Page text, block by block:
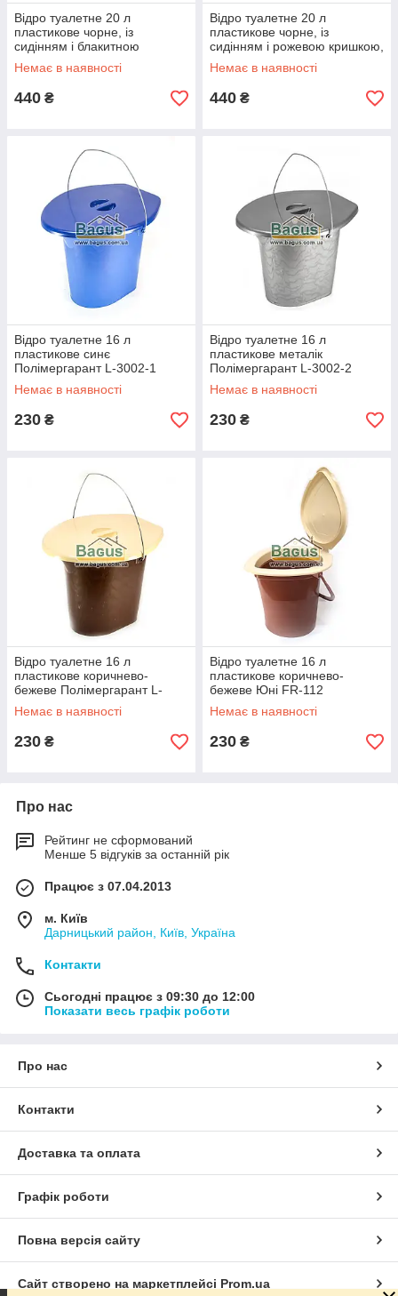
Відро туалетне 20 л
пластикове чорне, із
сидінням і блакитною
кришкою, металева ручка
Немає в наявності
440 ₴
Відро туалетне 20 л
пластикове чорне, із
сидінням і рожевою кришкою,
металева ручка
Немає в наявності
440 ₴
Відро туалетне 16 л
пластикове синє
Полімергарант L-3002-1
Немає в наявності
230 ₴
Відро туалетне 16 л
пластикове металік
Полімергарант L-3002-2
Немає в наявності
230 ₴
Відро туалетне 16 л
пластикове коричнево-
бежеве Полімергарант L-
3002-3
Немає в наявності
230 ₴
Відро туалетне 16 л
пластикове коричнево-
бежеве Юні FR-112
Немає в наявності
230 ₴
Про нас
Рейтинг не сформований
Менше 5 відгуків за останній рік
Працює з 07.04.2013
м. Київ
Дарницький район, Київ, Україна
Контакти
Сьогодні працює з 09:30 до 12:00
Показати весь графік роботи
Про нас
Контакти
Доставка та оплата
Графік роботи
Повна версія сайту
Сайт створено на маркетплейсі Prom.ua